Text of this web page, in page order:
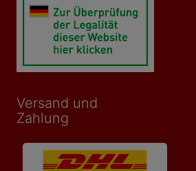
Versand und
Zahlung